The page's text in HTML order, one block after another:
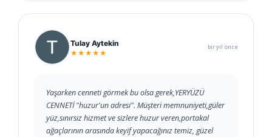
Tulay Aytekin
★★★★★
bir yıl önce
Yaşarken cenneti görmek bu olsa gerek,YERYÜZÜ
CENNETİ "huzur'un adresi". Müşteri memnuniyeti,güler
yüz,sınırsız hizmet ve sizlere huzur veren,portakal
ağaçlarının arasında keyif yapacağınız temiz, güzel